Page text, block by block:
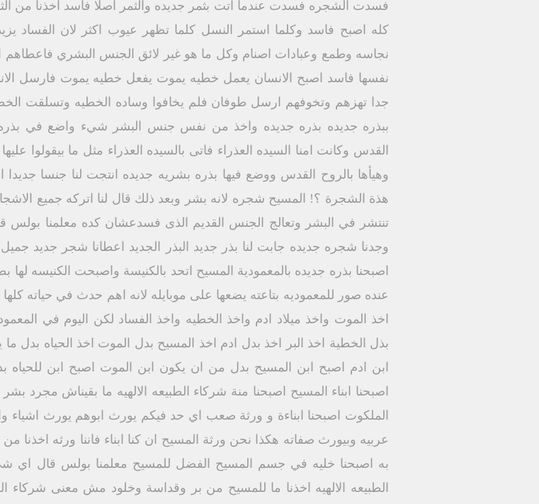
فسدت الشجره فسدت عندما اتت بثمر جديده والثمر اصلا فاسد اخذنا من
كله اصبح فاسد وكلما استمر النسل كلما تظهر عيوب اكثر لان الفساد
نجاسه وطمع وعبادات اصنام وكل ما هو غير لائق الجنس البشري فاعطاهم
نفسها فاسد اصبح الانسان يعمل خطيه يموت يفعل خطيه يموت فارسل
جدا تهزهم وتخوفهم ارسل طوفان فلم يخافوا وساده الخطيه وتسلقت
ببذره جديده بذره جديده واخذ من نفس جنس البشر شيء واضع في
القدس وكانت امنا السيده العذراء فاتى بالسيده العذراء مثل ما بيقولوا
وهيأها بالروح القدس ووضع فيها بذره بشريه جديده انتجت لنا جنسا
هذة الشجرة ؟! المسيح شجره لانه بشر وبعد ذلك قال لنا اتركه جميع
تنتشر في البشر وتعالج الجنس القديم الذى فسدعشان كده معلمنا
وجدنا شجره جديده جابت لنا بذر جديد البذر الجديد اعطانا شجر جديد
اصبحنا بذره جديده بالمعمودية المسيح اتحد بالكنيسة واصبحت الكنيسه
عنده صور للمعموديه بتاعته يضعها على موبايله لانه اهم حدث في حياته
اخذ الموت واخذ ميلاد ادم واخذ الخطيه واخذ الفساد لكن اليوم في
بذل الخطية اخذ البر اخذ بدل ادم اخذ المسيح بدل الموت اخذ الحياه بدل
ابن ادم اصبح ابن المسيح بدل من ان يكون ابن الموت اصبح ابن للحياه
اصبحنا ابناء المسيح اصبحنا منة شركاء الطبيعه الالهيه ما بقيناش مجرد
الملكوت اصبحنا ابناءة و ورثة صعب اي حد فيكم يورث ابوهم يورث اشياء
عربيه وبيورث صفاته هكذا نحن ورثة المسيح ان كنا ابناء فاننا ورثه اخذنا من
به اصبحنا خليه في جسم المسيح الفضل للمسيح معلمنا بولس قال اي
الطبيعه الالهيه اخذنا ما للمسيح من بر وقداسة وخلود مش معنى شركاء